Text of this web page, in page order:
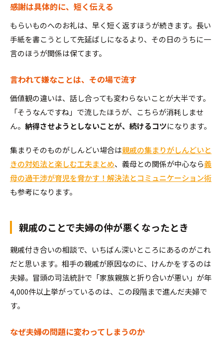
感謝は具体的に、短く伝える
もらいものへのお礼は、早く短く返すほうが続きます。長い
手紙を書こうとして先延ばしになるより、その日のうちに一
言のほうが関係は保てます。
言われて嫌なことは、その場で流す
価値観の違いは、話し合っても変わらないことが大半です。
「そうなんですね」で流したほうが、こちらが消耗しませ
ん。 納得させようとしないことが、続けるコツになります。
集まりそのものがしんどい場合は親戚の集まりがしんどいと
きの対処法と楽しむ工夫まとめ、義母との関係が中心なら義
母の過干渉が育児を脅かす！解決法とコミュニケーション術
も参考になります。
親戚のことで夫婦の仲が悪くなったとき
親戚付き合いの相談で、いちばん深いところにあるのがこれ
だと思います。相手の親戚が原因なのに、けんかをするのは
夫婦。冒頭の司法統計で「家族親族と折り合いが悪い」が年
4,000件以上挙がっているのは、この段階まで進んだ夫婦で
す。
なぜ夫婦の問題に変わってしまうのか